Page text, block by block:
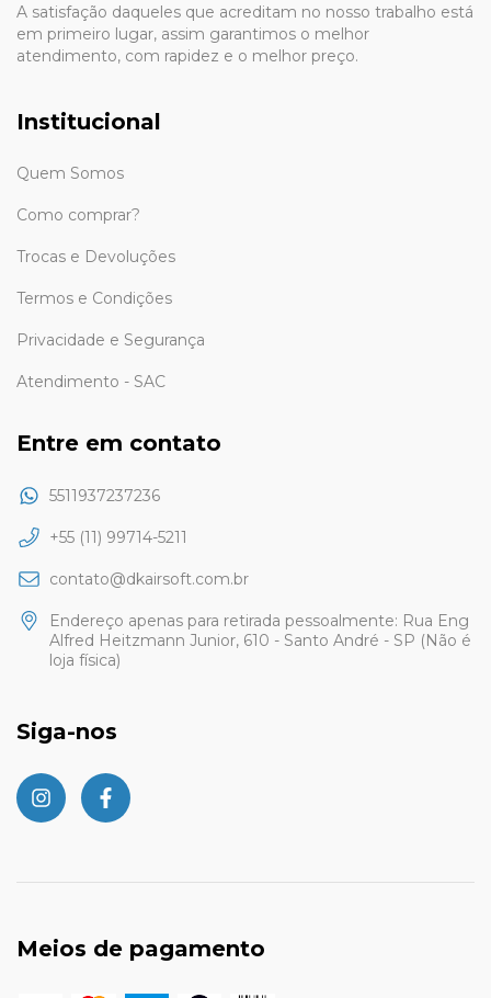
A satisfação daqueles que acreditam no nosso trabalho está
em primeiro lugar, assim garantimos o melhor
atendimento, com rapidez e o melhor preço.
Institucional
Quem Somos
Como comprar?
Trocas e Devoluções
Termos e Condições
Privacidade e Segurança
Atendimento - SAC
Entre em contato
5511937237236
+55 (11) 99714-5211
contato@dkairsoft.com.br
Endereço apenas para retirada pessoalmente: Rua Eng
Alfred Heitzmann Junior, 610 - Santo André - SP (Não é
loja física)
Siga-nos
Meios de pagamento